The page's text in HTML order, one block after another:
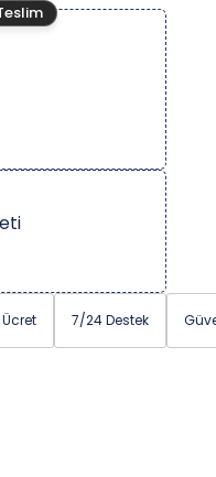
Ücret 7/24 Destek